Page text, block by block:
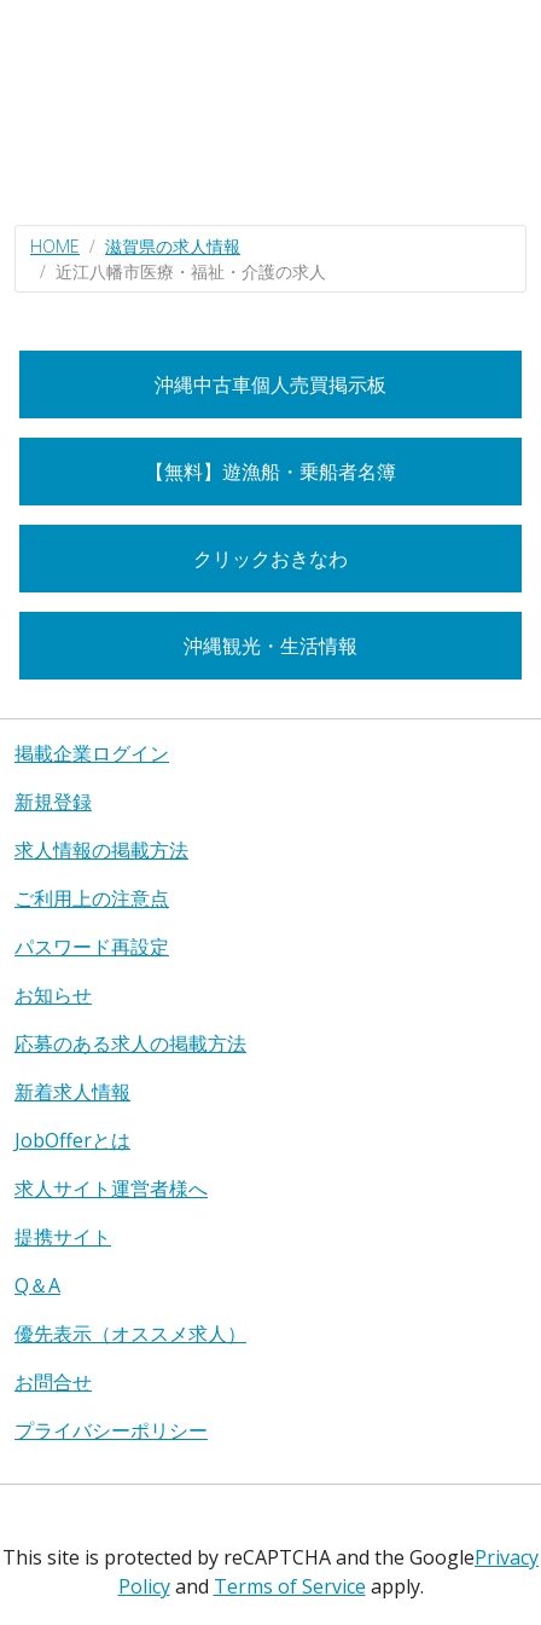
HOME
滋賀県の求人情報
近江八幡市医療・福祉・介護の求人
沖縄中古車個人売買掲示板
【無料】遊漁船・乗船者名簿
クリックおきなわ
沖縄観光・生活情報
掲載企業ログイン
新規登録
求人情報の掲載方法
ご利用上の注意点
パスワード再設定
お知らせ
応募のある求人の掲載方法
新着求人情報
JobOfferとは
求人サイト運営者様へ
提携サイト
Q＆A
優先表示（オススメ求人）
お問合せ
プライバシーポリシー
This site is protected by reCAPTCHA and the GooglePrivacy
Policyand Terms of Service apply.